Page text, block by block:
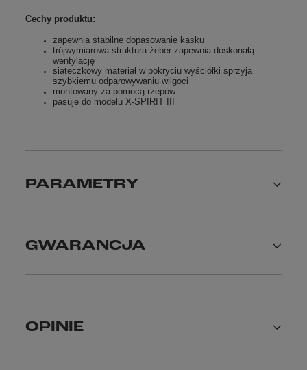
Cechy produktu:
zapewnia stabilne dopasowanie kasku
trójwymiarowa struktura żeber zapewnia doskonałą
wentylację
siateczkowy materiał w pokryciu wyściółki sprzyja
szybkiemu odparowywaniu wilgoci
montowany za pomocą rzepów
pasuje do modelu X-SPIRIT III
PARAMETRY
GWARANCJA
OPINIE